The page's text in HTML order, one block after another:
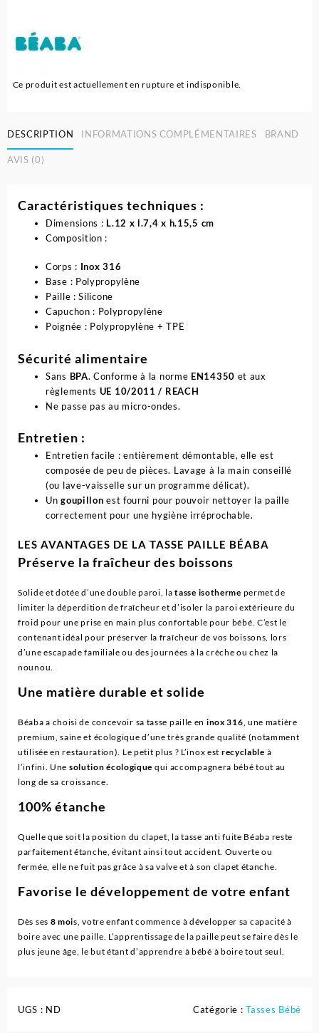
Ce produit est actuellement en rupture et indisponible.
DESCRIPTION INFORMATIONS COMPLÉMENTAIRES BRAND
AVIS (0)
Caractéristiques techniques :
Dimensions : L.12 x l.7,4 x h.15,5 cm
Composition :
Corps : Inox 316
Base : Polypropylène
Paille : Silicone
Capuchon : Polypropylène
Poignée : Polypropylène + TPE
Sécurité alimentaire
Sans BPA. Conforme à la norme EN14350 et aux
règlements UE 10/2011 / REACH
Ne passe pas au micro-ondes.
Entretien :
Entretien facile : entièrement démontable, elle est
composée de peu de pièces. Lavage à la main conseillé
(ou lave-vaisselle sur un programme délicat).
Ungoupillon est fourni pour pouvoir nettoyer la paille
correctement pour une hygiène irréprochable.
LES AVANTAGES DE LA TASSE PAILLE BÉABA
Préserve la fraîcheur des boissons
Solide et dotée d’une double paroi, latasse isotherme permet de
limiter la déperdition de fraîcheur et d’isoler la paroi extérieure du
froid pour une prise en main plus confortable pour bébé. C’est le
contenant idéal pour préserver la fraîcheur de vos boissons, lors
d’une escapade familiale ou des journées à la crèche ou chez la
nounou.
Une matière durable et solide
Béaba a choisi de concevoir sa tasse paille en inox 316 , une matière
premium, saine et écologique d’une très grande qualité (notamment
utilisée en restauration). Le petit plus ? L’inox est recyclable à
l’infini. Une solution écologique qui accompagnera bébé tout au
long de sa croissance.
100% étanche
Quelle que soit la position du clapet, la tasse anti fuite Béaba reste
parfaitement étanche, évitant ainsi tout accident. Ouverte ou
fermée, elle ne fuit pas grâce à sa valve et à son clapet étanche.
Favorise le développement de votre enfant
Dès ses 8 mois, votre enfant commence à développer sa capacité à
boire avec une paille. L’apprentissage de la paille peut se faire dès le
plus jeune âge, le but étant d’apprendre à bébé à boire tout seul.
UGS : ND Catégorie :Tasses Bébé